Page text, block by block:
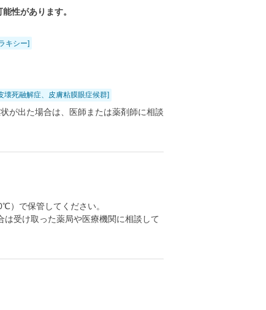
性があります。
キシー]
壊死融解症、皮膚粘膜眼症候群]
が出た場合は、医師または薬剤師に相談
）で保管してください。
受け取った薬局や医療機関に相談して